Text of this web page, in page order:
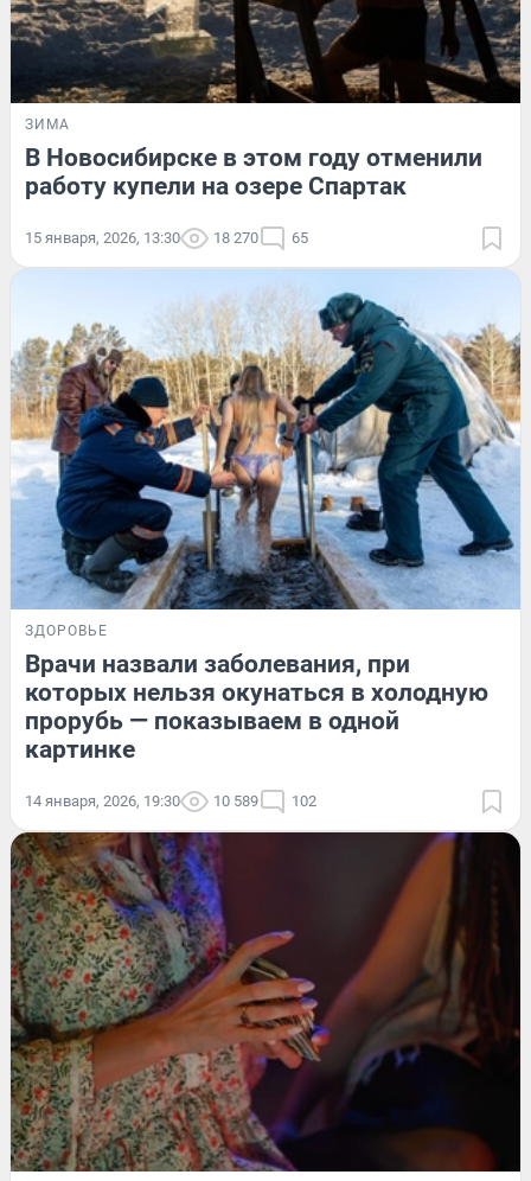
ЗИМА
В Новосибирске в этом году отменили
работу купели на озере Спартак
15 января, 2026, 13:30 18 270 65
ЗДОРОВЬЕ
Врачи назвали заболевания, при
которых нельзя окунаться в холодную
прорубь — показываем в одной
картинке
14 января, 2026, 19:30 10 589 102